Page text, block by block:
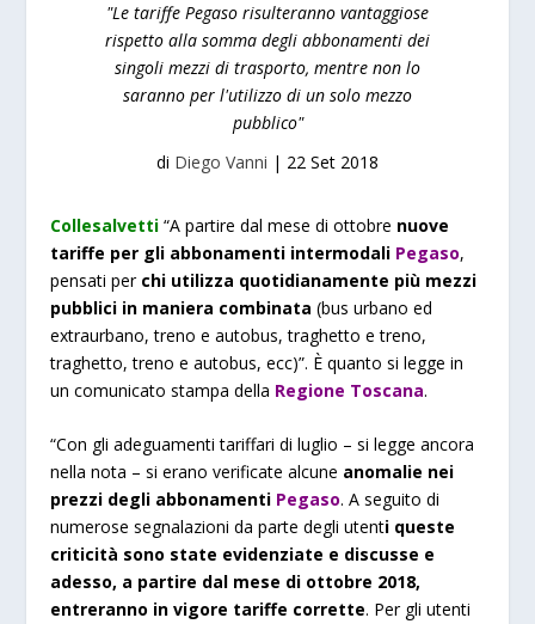
"Le tariffe Pegaso risulteranno vantaggiose
rispetto alla somma degli abbonamenti dei
singoli mezzi di trasporto, mentre non lo
saranno per l'utilizzo di un solo mezzo
pubblico"
di Diego Vanni | 22 Set 2018
Collesalvetti“A partire dal mese di ottobre nuove
tariffe per gli abbonamenti intermodali Pegaso,
pensati per chi utilizza quotidianamente più mezzi
pubblici in maniera combinata (bus urbano ed
extraurbano, treno e autobus, traghetto e treno,
traghetto, treno e autobus, ecc)”. È quanto si legge in
un comunicato stampa della Regione Toscana.
“Con gli adeguamenti tariffari di luglio – si legge ancora
nella nota – si erano verificate alcune anomalie nei
prezzi degli abbonamenti Pegaso. A seguito di
numerose segnalazioni da parte degli utenti queste
criticità sono state evidenziate e discusse e
adesso, a partire dal mese di ottobre 2018,
entreranno in vigore tariffe corrette. Per gli utenti